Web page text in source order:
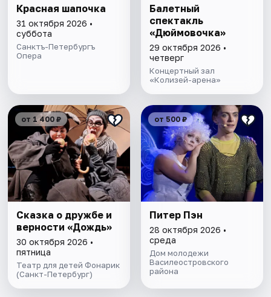
Красная шапочка
31 октября 2026 •
суббота
Санктъ-Петербургъ
Опера
Балетный
спектакль
«Дюймовочка»
29 октября 2026 •
четверг
Концертный зал
«Колизей-арена»
от 1 400 ₽
Сказка о дружбе и
верности «Дождь»
30 октября 2026 •
пятница
Театр для детей Фонарик
(Санкт-Петербург)
от 500 ₽
Питер Пэн
28 октября 2026 •
среда
Дом молодежи
Василеостровского
района